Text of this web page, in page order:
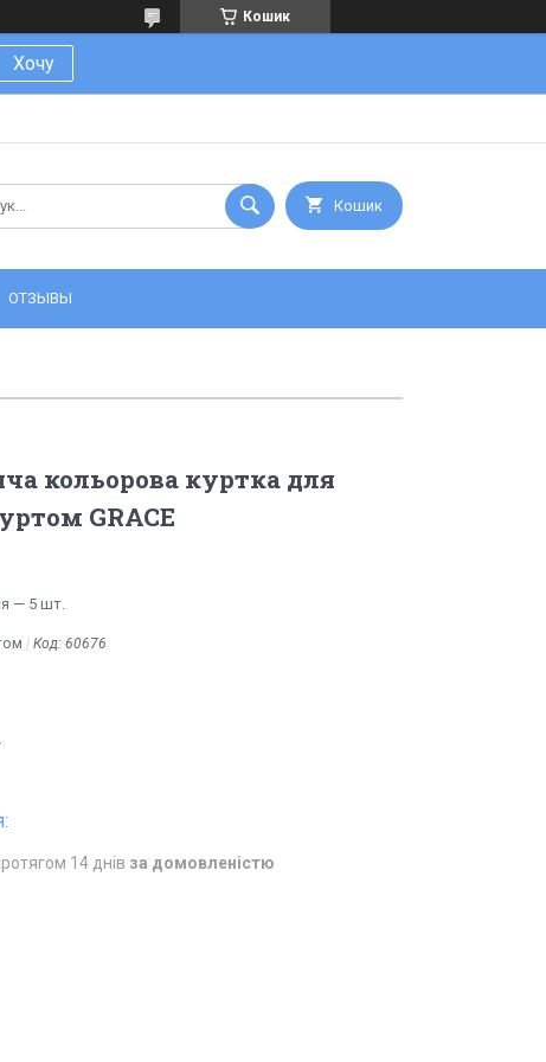
Кошик
Хочу
Кошик
ОТЗЫВЫ
кольорова куртка для
GRACE
— 5 шт.
Код: 60676
14 днів за домовленістю